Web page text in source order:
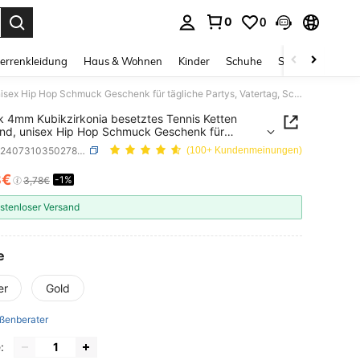
0 0
Haus & Wohnen Kinder Schuhe Schmuck &
1 Stück 4mm Kubikzirkonia besetztes Tennis Ketten Armband, unisex Hip Hop Schmuck Geschenk für tägliche Partys, Vatertag, Schule, Halloween Accessoires, Punk
4mm Kubikzirkonia besetztes Tennis Ketten
unisex Hip Hop Schmuck Geschenk für
Partys, Vatertag, Schule, Halloween
Punk
SKU: sc2407310350278570 (100+ Kundenmeinungen)
AND AVAILABILITY
3,78€ -1%
Versand
Gold